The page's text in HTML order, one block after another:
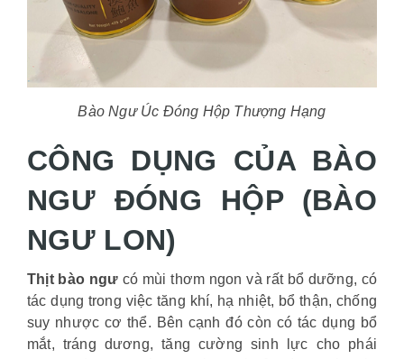
Bào Ngư Úc Đóng Hộp Thượng Hạng
CÔNG DỤNG CỦA BÀO
NGƯ ĐÓNG HỘP (BÀO
NGƯ LON)
Thịt bào ngư có mùi thơm ngon và rất bổ dưỡng, có
tác dụng trong việc tăng khí, hạ nhiệt, bổ thận, chống
suy nhược cơ thể. Bên cạnh đó còn có tác dụng bổ
mắt, tráng dương, tăng cường sinh lực cho phái